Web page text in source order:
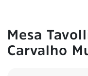
Mesa
Carvalho